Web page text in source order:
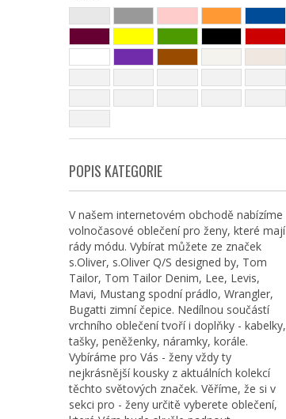
POPIS KATEGORIE
V našem internetovém obchodě nabízíme
volnočasové oblečení pro ženy, které mají
rády módu. Vybírat můžete ze značek
s.Oliver, s.Oliver Q/S designed by, Tom
Tailor, Tom Tailor Denim, Lee, Levis,
Mavi, Mustang spodní prádlo, Wrangler,
Bugatti zimní čepice. Nedílnou součástí
vrchního oblečení tvoří i doplňky - kabelky,
tašky, peněženky, náramky, korále.
Vybíráme pro Vás - ženy vždy ty
nejkrásnější kousky z aktuálních kolekcí
těchto světových značek. Věříme, že si v
sekci pro - ženy určitě vyberete oblečení,